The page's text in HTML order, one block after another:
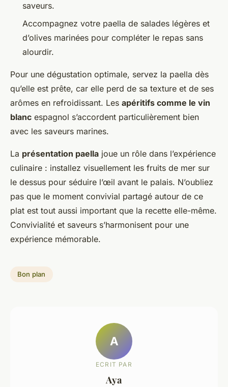
saveurs.
Accompagnez votre paella de salades légères et
d’olives marinées pour compléter le repas sans
alourdir.
Pour une dégustation optimale, servez la paella dès
qu’elle est prête, car elle perd de sa texture et de ses
arômes en refroidissant. Les apéritifs comme le vin
blanc espagnol s’accordent particulièrement bien
avec les saveurs marines.
La présentation paella joue un rôle dans l’expérience
culinaire : installez visuellement les fruits de mer sur
le dessus pour séduire l’œil avant le palais. N’oubliez
pas que le moment convivial partagé autour de ce
plat est tout aussi important que la recette elle-même.
Convivialité et saveurs s’harmonisent pour une
expérience mémorable.
Bon plan
A
ECRIT PAR
Aya